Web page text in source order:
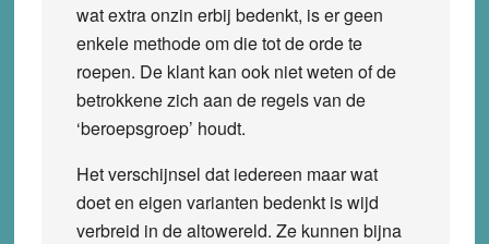
wat extra onzin erbij bedenkt, is er geen
enkele methode om die tot de orde te
roepen. De klant kan ook niet weten of de
betrokkene zich aan de regels van de
‘beroepsgroep’ houdt.
Het verschijnsel dat iedereen maar wat
doet en eigen varianten bedenkt is wijd
verbreid in de altowereld. Ze kunnen bijna